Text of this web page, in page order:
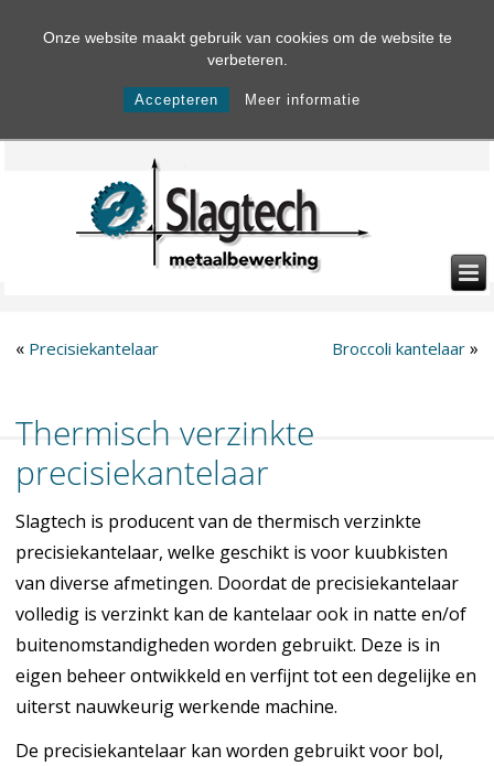
Onze website maakt gebruik van cookies om de website te
verbeteren.
Accepteren Meer informatie
« Precisiekantelaar Broccoli kantelaar»
Thermisch verzinkte
precisiekantelaar
Slagtech is producent van de thermisch verzinkte
precisiekantelaar, welke geschikt isvoor kuubkisten
van diverse afmetingen. Doordat de precisiekantelaar
volledig isverzinkt kan de kantelaar ook in natte en/of
buitenomstandigheden worden gebruikt. Deze is in
eigen beheer ontwikkeld en verfijnt tot een degelijke en
uiterst nauwkeurigwerkende machine.
De precisiekantelaar kan worden gebruikt voor bol,